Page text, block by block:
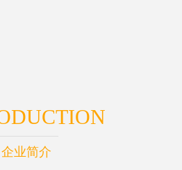
企业简介